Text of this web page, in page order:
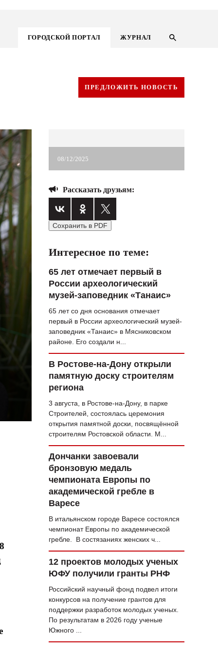
ГОРОДСКОЙ ПОРТАЛ ЖУРНАЛ
ГОРОДСКОЙ ПОРТАЛ
ТАМ И ТУТ
СТИЛЬ ЖИЗНИ
ЧЕЛОВЕК ОСОБЕННЫЙ
ЖУРНАЛ
ПРЕДЛОЖИТЬ НОВОСТЬ
08/12/2025
Рассказать друзьям:
Сохранить в PDF
Интересное по теме:
65 лет отмечает первый в
России археологический
музей-заповедник «Танаис»
65 лет со дня основания отмечает
первый в России археологический музей-
заповедник «Танаис» в Мясниковском
районе. Его создали н...
В Ростове-на-Дону открыли
памятную доску строителям
региона
3 августа, в Ростове-на-Дону, в парке
Строителей, состоялась церемония
открытия памятной доски, посвящённой
строителям Ростовской области. М...
Дончанки завоевали
бронзовую медаль
чемпионата Европы по
академической гребле в
Варесе
В итальянском городе Варесе состоялся
чемпионат Европы по академической
гребле. В состязаниях женских ч...
12 проектов молодых ученых
ЮФУ получили гранты РНФ
Российский научный фонд подвел итоги
конкурсов на получение грантов для
поддержки разработок молодых ученых.
По результатам в 2026 году ученые
Южного ...